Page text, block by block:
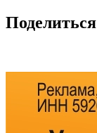
Поделиться